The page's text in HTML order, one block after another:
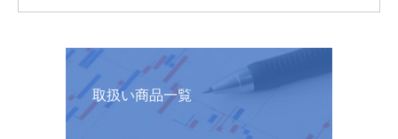
取扱い商品一覧